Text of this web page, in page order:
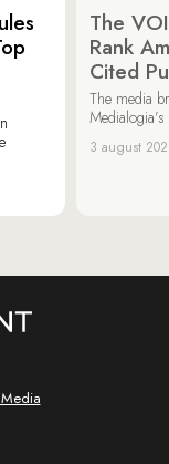
The
Rank
Cited
The media
3 august